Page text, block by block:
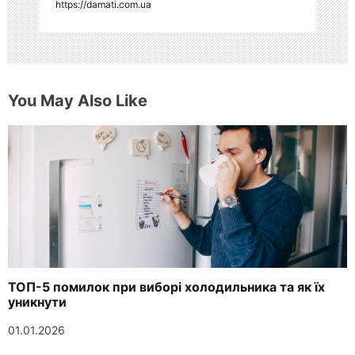
м
https://damati.com.ua
You May Also Like
ТОП-5 помилок при виборі холодильника та як їх
уникнути
01.01.2026